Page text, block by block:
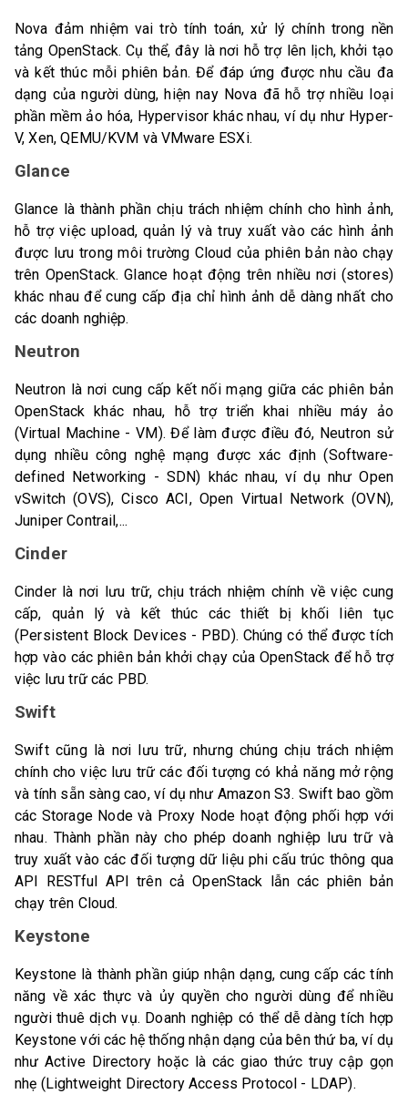
Nova đảm nhiệm vai trò tính toán, xử lý chính trong nền
tảng OpenStack. Cụ thể, đây là nơi hỗ trợ lên lịch, khởi tạo
và kết thúc mỗi phiên bản. Để đáp ứng được nhu cầu đa
dạng của người dùng, hiện nay Nova đã hỗ trợ nhiều loại
phần mềm ảo hóa, Hypervisor khác nhau, ví dụ như Hyper-
V, Xen, QEMU/KVM và VMware ESXi.
Glance
Glance là thành phần chịu trách nhiệm chính cho hình ảnh,
hỗ trợ việc upload, quản lý và truy xuất vào các hình ảnh
được lưu trong môi trường Cloud của phiên bản nào chạy
trên OpenStack. Glance hoạt động trên nhiều nơi (stores)
khác nhau để cung cấp địa chỉ hình ảnh dễ dàng nhất cho
các doanh nghiệp.
Neutron
Neutron là nơi cung cấp kết nối mạng giữa các phiên bản
OpenStack khác nhau, hỗ trợ triển khai nhiều máy ảo
(Virtual Machine - VM). Để làm được điều đó, Neutron sử
dụng nhiều công nghệ mạng được xác định (Software-
defined Networking - SDN) khác nhau, ví dụ như Open
vSwitch (OVS), Cisco ACI, Open Virtual Network (OVN),
Juniper Contrail,...
Cinder
Cinder là nơi lưu trữ, chịu trách nhiệm chính về việc cung
cấp, quản lý và kết thúc các thiết bị khối liên tục
(Persistent Block Devices - PBD). Chúng có thể được tích
hợp vào các phiên bản khởi chạy của OpenStack để hỗ trợ
việc lưu trữ các PBD.
Swift
Swift cũng là nơi lưu trữ, nhưng chúng chịu trách nhiệm
chính cho việc lưu trữ các đối tượng có khả năng mở rộng
và tính sẵn sàng cao, ví dụ như Amazon S3. Swift bao gồm
các Storage Node và Proxy Node hoạt động phối hợp với
nhau. Thành phần này cho phép doanh nghiệp lưu trữ và
truy xuất vào các đối tượng dữ liệu phi cấu trúc thông qua
API RESTful API trên cả OpenStack lẫn các phiên bản
chạy trên Cloud.
Keystone
Keystone là thành phần giúp nhận dạng, cung cấp các tính
năng về xác thực và ủy quyền cho người dùng để nhiều
người thuê dịch vụ. Doanh nghiệp có thể dễ dàng tích hợp
Keystone với các hệ thống nhận dạng của bên thứ ba, ví dụ
như Active Directory hoặc là các giao thức truy cập gọn
nhẹ (Lightweight Directory Access Protocol - LDAP).